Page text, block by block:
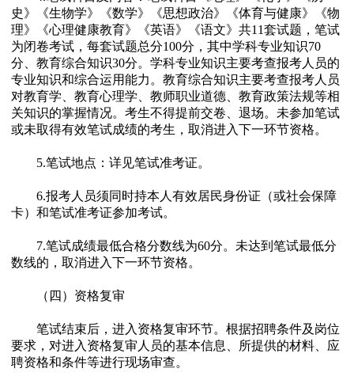
史》《生物学》《数学》《思想政治》《体育与健康》《物
理》《心理健康教育》《英语》《语文》共11套试题，笔试
为闭卷考试，每套试题总分100分，其中学科专业知识70
分、教育综合知识30分。学科专业知识主要考查报考人员的
专业知识和综合运用能力。教育综合知识主要考查报考人员
对教育学、教育心理学、教师职业道德、教育政策法规等相
关知识的掌握情况。考生不得提前交卷、退场。未参加笔试
或未取得有效笔试成绩的考生，取消进入下一环节资格。
5.笔试地点：详见笔试准考证。
6.报考人员须同时持本人有效居民身份证（或社会保障
卡）和笔试准考证参加考试。
7.笔试成绩最低合格分数线为60分。未达到笔试最低分
数线的，取消进入下一环节资格。
（四）资格复审
笔试结束后，进入资格复审环节。根据招聘条件及岗位
要求，对进入资格复审人员的基本信息、所提供的材料、应
聘资格和条件等进行现场审查。